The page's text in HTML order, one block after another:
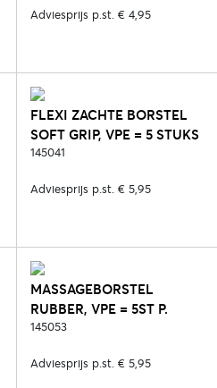
Adviesprijs p.st. € 4,95
FLEXI ZACHTE BORSTEL
SOFT GRIP, VPE = 5 STUKS
- 2. ZWART
145041
Adviesprijs p.st. € 5,95
MASSAGEBORSTEL
RUBBER, VPE = 5ST P.
KLEUR - 2. ZWART
145053
Adviesprijs p.st. € 5,95